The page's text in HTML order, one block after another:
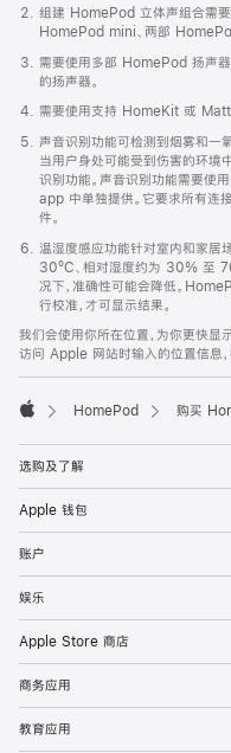
打
开)
组建 HomePod 立体声组合需
HomePod mini、两部
需要使用多部 HomePod 扬声
的扬声器。
需要使用支持 HomeKit 或
声音识别功能可检测到烟雾和一
当用户身处可能受到伤害的环境
识别功能。声音识别功能需要使
app 中单独提供。它要求所有连
件。
温湿度感应功能针对室内和家居
30ºC、相对湿度约为 30% 至
况下，准确性可能会降低。
行校准，才可显示结果。
我们会使用你所在位置，为你更快显
访问 Apple 网站时输入的位置信息，
HomePod 购买
选购及了解
Apple 钱包
账户
娱乐
Apple Store 商店
商务应用
教育应用